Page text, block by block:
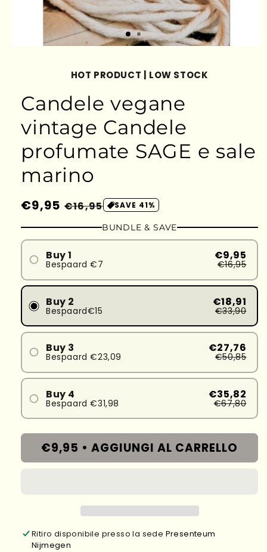
HOT PRODUCT | LOW STOCK
Candele vegane
vintage Candele
profumate SAGE e sale
marino
Prezzo
di
listino
€9,95 Prezzo
scontato
€16,95 SAVE 41%
BUNDLE & SAVE
Buy 1
Bespaard €7
€9,95
€16,95
Buy 2
Bespaard€15
€18,91
€33,90
Buy 3
Bespaard €23,09
€27,76
€50,85
Buy 4
Bespaard €31,98
€35,82
€67,80
€9,95 • AGGIUNGI AL CARRELLO
Ritiro disponibile presso la sede Presenteum
Nijmegen